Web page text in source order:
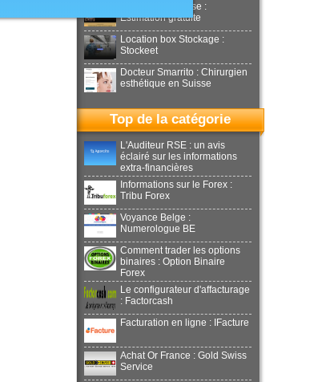
Achat or en Suisse :
Estimation gratuite
Location box Stockage :
Stockeet
Docteur Smarrito : Chirurgien
esthétique en Suisse
Top de la catégorie
L'Auditeur RSE : un avis
éclairé sur les informations
extra-financières
Informations sur le Forex :
Tribu Forex
Voyance Belge :
Numerologue BE
Comment trader les options
binaires : Option Binaire
Forex
Le configurateur d'affacturage
: Factorcash
Facturation en ligne : IFacture
Achat Or France : Gold Swiss
Service